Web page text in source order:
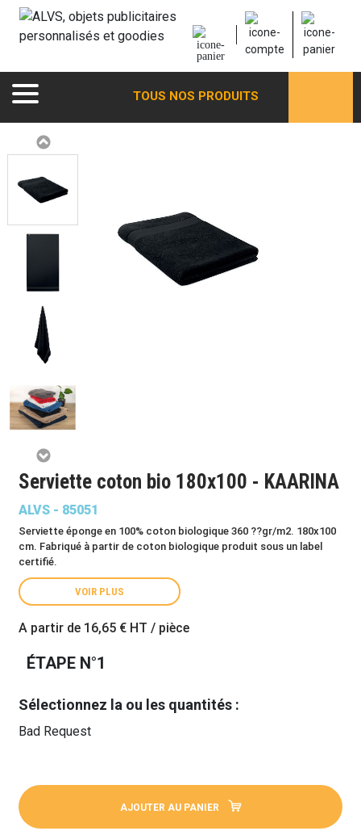
TOUS NOS PRODUITS
Serviette coton bio 180x100 - KAARINA
ALVS - 85051
Serviette éponge en 100% coton biologique 360 ??gr/m2. 180x100
cm. Fabriqué à partir de coton biologique produit sous un label
certifié.
VOIR PLUS
A partir de 16,65 € HT / pièce
ÉTAPE N°1
Sélectionnez la ou les quantités :
Bad Request
AJOUTER AU PANIER